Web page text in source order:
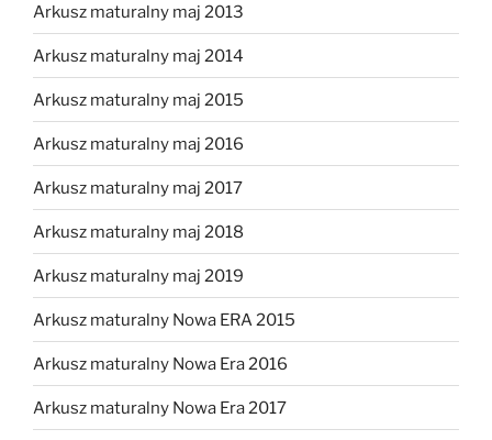
Arkusz maturalny maj 2013
Arkusz maturalny maj 2014
Arkusz maturalny maj 2015
Arkusz maturalny maj 2016
Arkusz maturalny maj 2017
Arkusz maturalny maj 2018
Arkusz maturalny maj 2019
Arkusz maturalny Nowa ERA 2015
Arkusz maturalny Nowa Era 2016
Arkusz maturalny Nowa Era 2017